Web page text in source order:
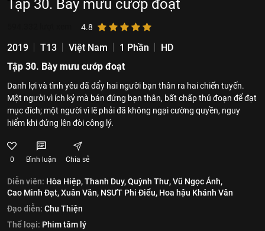
Tập 30. Bày mưu cướp đoạt
4.8
2019 T13 Việt Nam 1 Phần
HD
Tập 30. Bày mưu cướp đoạt
Danh lợi và tình yêu đã đẩy hai người bạn thân ra hai chiến tuyến.
Một người vì ích kỷ mà bán đứng bạn thân, bất chấp thủ đoạn để đạt
mục đích; một người vì lẽ phải đã không ngại cường quyền, nguy
hiểm khi đứng lên đòi công lý.
0 Bình luận Chia sẻ
Diễn viên: Hòa Hiệp,Thanh Duy,Quỳnh Thư,Vũ Ngọc Ánh,
Cao Minh Đạt,Xuân Văn, NSƯT Phi Điểu, Hoa hậu Khánh Vân
Đạo diễn: Chu Thiện
Thể loại: Phim tâm lý